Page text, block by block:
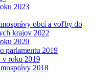
2023
obcí a voľby do
krajov 2022
2020
parlamentu 2019
v roku 2019
2018